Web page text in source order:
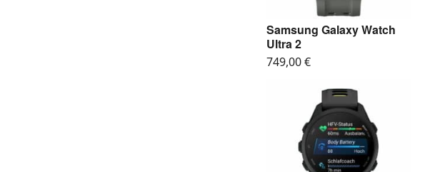
Samsung Galaxy Watch
Ultra 2
749,00€